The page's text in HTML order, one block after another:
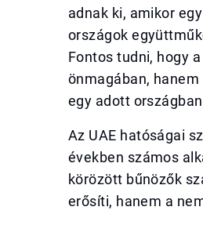
adnak ki, amikor
országok
Fontos tudni, hogy
önmagában,
egy adott
Az UAE hatóságai
években számos
körözött bűnözők
erősíti, hanem a